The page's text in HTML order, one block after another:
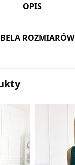
OPIS
ROZMIARÓW